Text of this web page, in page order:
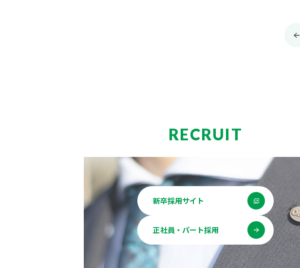
RECRUIT
新卒採用サイト
正社員・パート採用